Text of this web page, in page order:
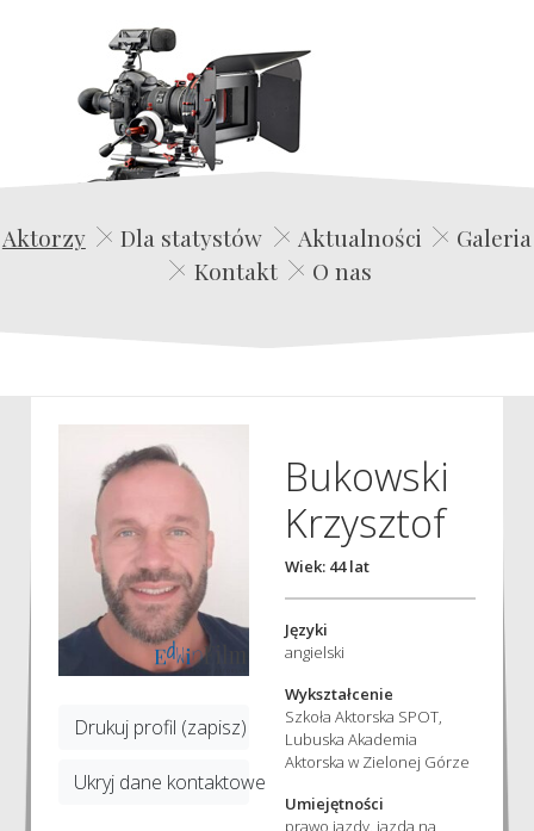
Edwin Film Agencja Aktorska
Aktorzy Dla statystów Aktualności
Galeria
Kontakt
O nas
Drukuj profil (zapisz)
Ukryj dane kontaktowe
Bukowski
Krzysztof
Wiek: 44 lat
Języki
angielski
Wykształcenie
Szkoła Aktorska SPOT,
Lubuska Akademia
Aktorska w Zielonej Górze
Umiejętności
prawo jazdy, jazda na